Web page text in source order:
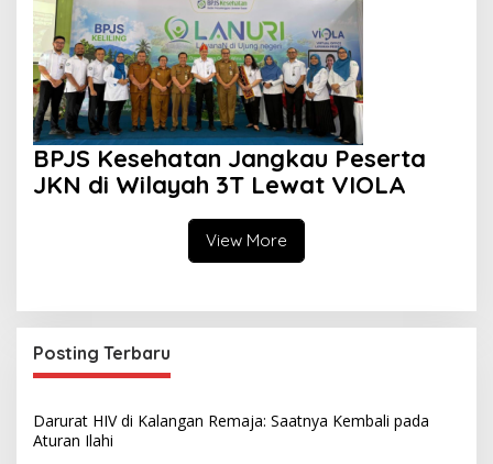
BPJS Kesehatan Jangkau Peserta
JKN di Wilayah 3T Lewat VIOLA
View More
Posting Terbaru
Darurat HIV di Kalangan Remaja: Saatnya Kembali pada
Aturan Ilahi